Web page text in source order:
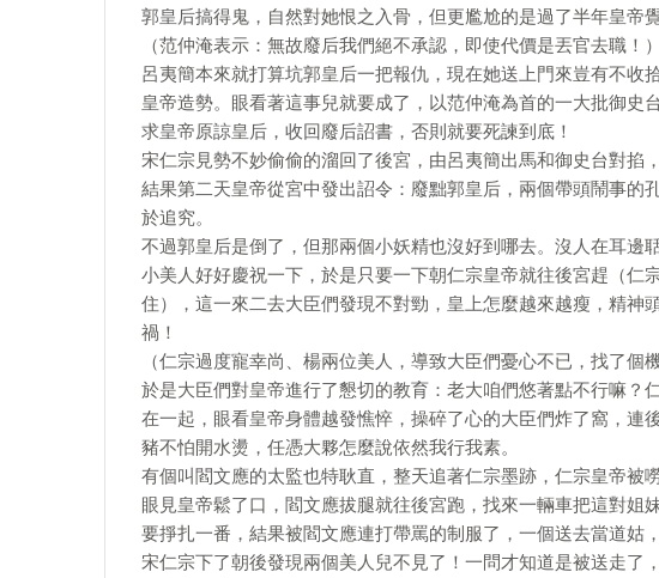
郭皇后搞得鬼，自然對她恨之入骨，但更尷尬的是過了半年皇帝
（范仲淹表示：無故廢后我們絕不承認，即使代價是丟官去職！）
呂夷簡本來就打算坑郭皇后一把報仇，現在她送上門來豈有不收
皇帝造勢。眼看著這事兒就要成了，以范仲淹為首的一大批御史
求皇帝原諒皇后，收回廢后詔書，否則就要死諫到底！
宋仁宗見勢不妙偷偷的溜回了後宮，由呂夷簡出馬和御史台對掐
結果第二天皇帝從宮中發出詔令：廢黜郭皇后，兩個帶頭鬧事的
於追究。
不過郭皇后是倒了，但那兩個小妖精也沒好到哪去。沒人在耳邊
小美人好好慶祝一下，於是只要一下朝仁宗皇帝就往後宮趕（仁
住），這一來二去大臣們發現不對勁，皇上怎麼越來越瘦，精神
禍！
（仁宗過度寵幸尚、楊兩位美人，導致大臣們憂心不已，找了個
於是大臣們對皇帝進行了懇切的教育：老大咱們悠著點不行嘛？
在一起，眼看皇帝身體越發憔悴，操碎了心的大臣們炸了窩，連
豬不怕開水燙，任憑大夥怎麼說依然我行我素。
有個叫閻文應的太監也特耿直，整天追著仁宗墨跡，仁宗皇帝被
眼見皇帝鬆了口，閻文應拔腿就往後宮跑，找來一輛車把這對姐
要掙扎一番，結果被閻文應連打帶罵的制服了，一個送去當道姑
宋仁宗下了朝後發現兩個美人兒不見了！一問才知道是被送走了